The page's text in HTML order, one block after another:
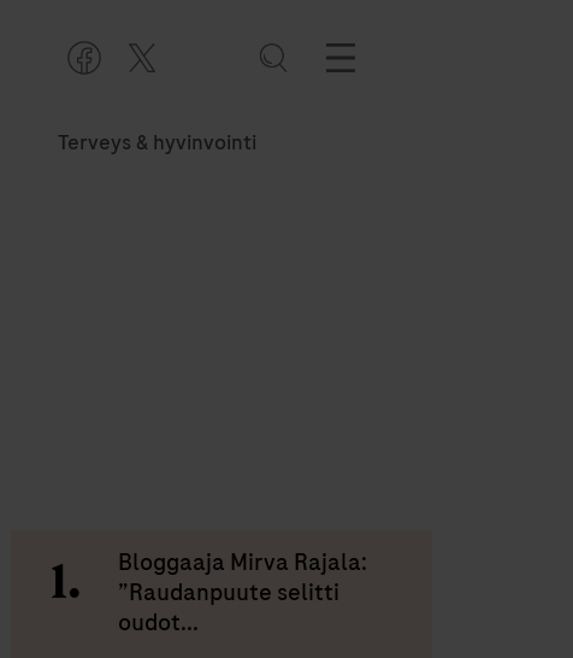
Terveys & hyvinvointi
Bloggaaja Mirva Rajala:
”Raudanpuute selitti
oudot...